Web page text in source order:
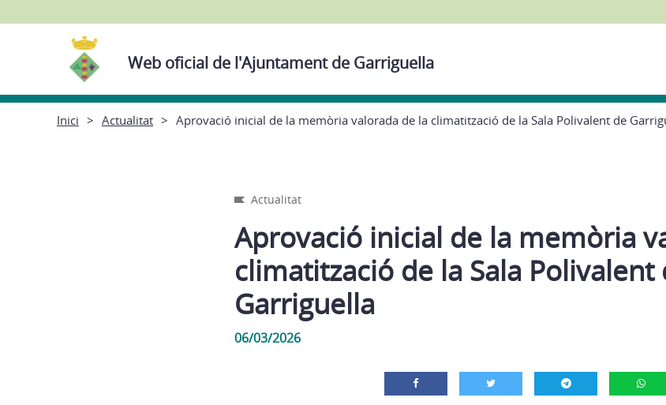
Web oficial de l'Ajuntament de Garriguella
Inici Actualitat Aprovació inicial de la memòria valorada de la climatització de la Sala Polivalent de
Actualitat
Aprovació inicial de la memòria
climatització de la Sala Polivalent
Garriguella
06/03/2026